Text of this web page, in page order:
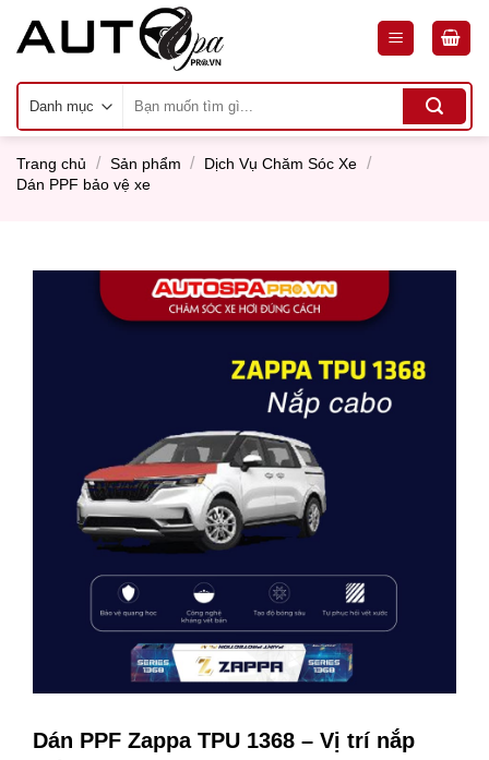
kiếm:
Trang chủ / Sản phẩm / Dịch Vụ Chăm Sóc Xe /
Dán PPF bảo vệ xe
Dán PPF Zappa TPU 1368 – Vị trí nắp